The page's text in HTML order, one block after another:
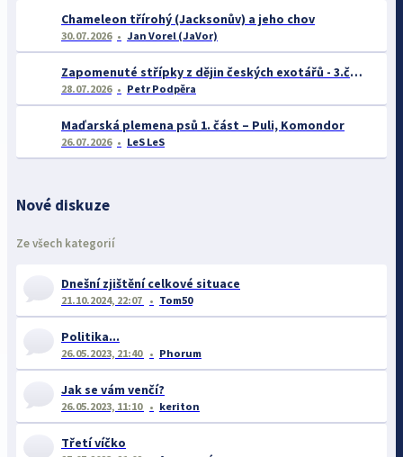
Chameleon třírohý (Jacksonův) a jeho chov
30.07.2026 Jan Vorel (JaVor)
Zapomenuté střípky z dějin českých exotářů - 3.část
28.07.2026 Petr Podpěra
Maďarská plemena psů 1. část – Puli, Komondor
26.07.2026 LeS LeS
Nové diskuze
Ze všech kategorií
Dnešní zjištění celkové situace
21.10.2024, 22:07 Tom50
Politika...
26.05.2023, 21:40 Phorum
Jak se vám venčí?
26.05.2023, 11:10 keriton
Třetí víčko